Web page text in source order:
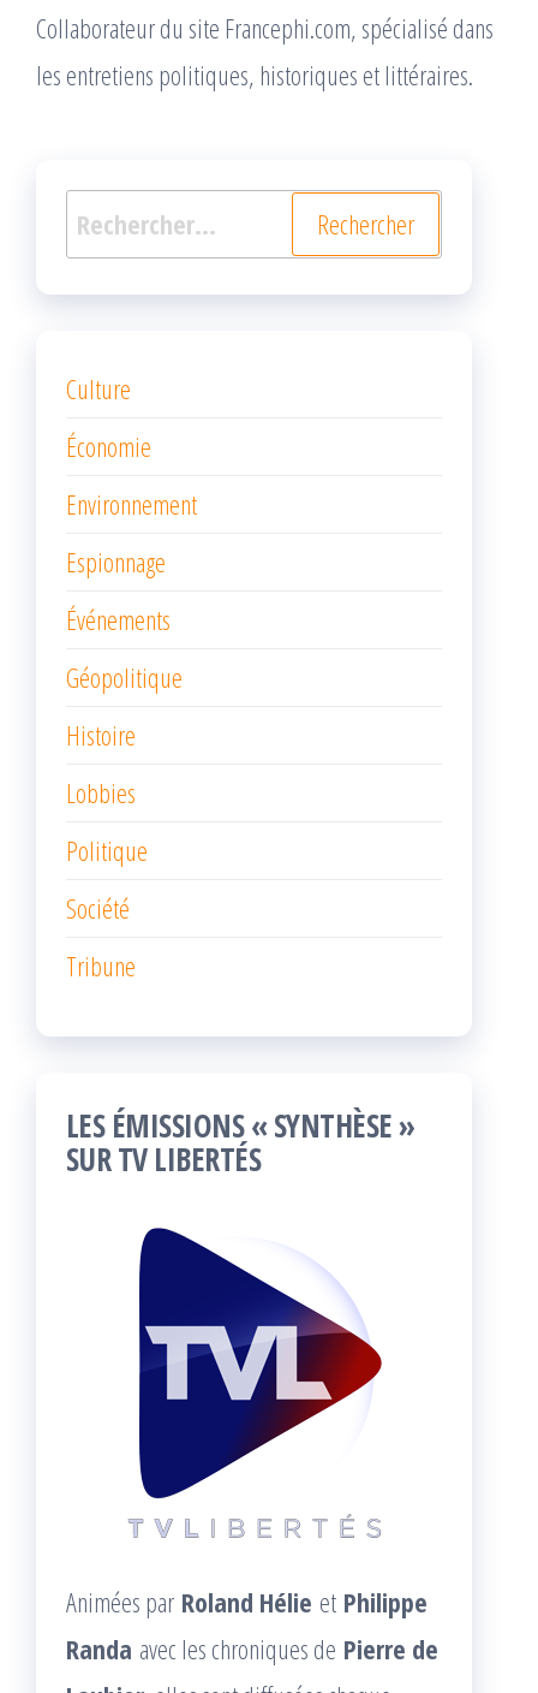
Collaborateur du site Francephi.com, spécialisé dans
les entretiens politiques, historiques et littéraires.
Rechercher :
Culture
Économie
Environnement
Espionnage
Événements
Géopolitique
Histoire
Lobbies
Politique
Société
Tribune
LES ÉMISSIONS « SYNTHÈSE »
SUR TV LIBERTÉS
Animées par Roland Hélie et Philippe
Randa avec les chroniques de Pierre de